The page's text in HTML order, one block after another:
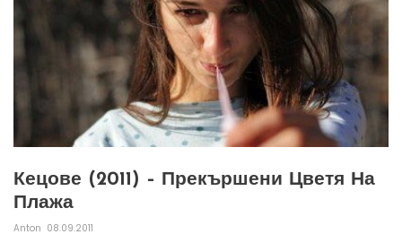
Кецове (2011) – Прекършени Цветя На
Плажа
Anton 08.09.2011